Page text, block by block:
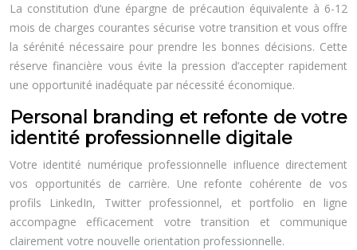
La constitution d’une épargne de précaution équivalente à 6-12
mois de charges courantes sécurise votre transition et vous offre
la sérénité nécessaire pour prendre les bonnes décisions. Cette
réserve financière vous évite la pression d’accepter rapidement
une opportunité inadéquate par nécessité économique.
Personal branding et refonte de votre
identité professionnelle digitale
Votre identité numérique professionnelle influence directement
vos opportunités de carrière. Une refonte cohérente de vos
profils LinkedIn, Twitter professionnel, et portfolio en ligne
accompagne efficacement votre transition et communique
clairement votre nouvelle orientation professionnelle.